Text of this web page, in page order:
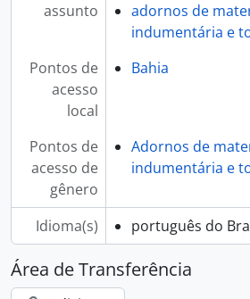
assunto
adornos de
indumentária e
Pontos de
acesso
local
Bahia
Pontos de
acesso de
gênero
Adornos de
indumentária e
Idioma(s) português do
Área de Transferência